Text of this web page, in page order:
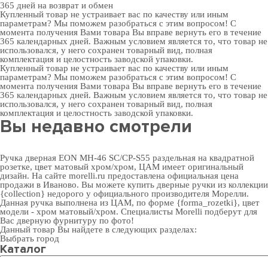
365 дней на возврат и обмен
Купленный товар не устраивает вас по качеству или иным
параметрам? Мы поможем разобраться с этим вопросом! С
момента получения Вами товара Вы вправе вернуть его в течение
365 календарных дней. Важным условием является то, что товар не
использовался, у него сохранен товарный вид, полная
комплектация и целостность заводской упаковки.
Купленный товар не устраивает вас по качеству или иным
параметрам? Мы поможем разобраться с этим вопросом! С
момента получения Вами товара Вы вправе вернуть его в течение
365 календарных дней. Важным условием является то, что товар не
использовался, у него сохранен товарный вид, полная
комплектация и целостность заводской упаковки.
Вы недавно смотрели
Ручка дверная EON MH-46 SC/CP-S55 раздельная на квадратной
розетке, цвет матовый хром/хром, ЦАМ имеет оригинальный
дизайн. На сайте morelli.ru предоставлена официальная цена
продажи в Иваново. Вы можете купить дверные ручки из коллекции
{collection} недорого у официального производителя Морелли.
Данная ручка выполнена из ЦАМ, по форме {forma_rozetki}, цвет
модели - хром матовый/хром. Специалисты Morelli подберут для
Вас дверную фурнитуру по фото!
Данный товар Вы найдете в следующих разделах:
Выбрать город
Каталог